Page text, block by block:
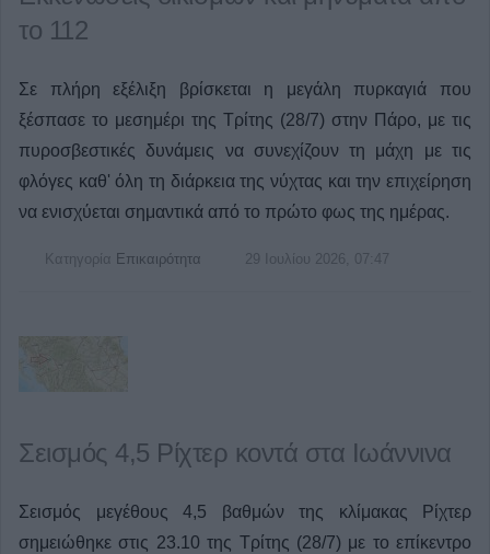
το 112
Σε πλήρη εξέλιξη βρίσκεται η μεγάλη πυρκαγιά που
ξέσπασε το μεσημέρι της Τρίτης (28/7) στην Πάρο, με τις
πυροσβεστικές δυνάμεις να συνεχίζουν τη μάχη με τις
φλόγες καθ' όλη τη διάρκεια της νύχτας και την επιχείρηση
να ενισχύεται σημαντικά από το πρώτο φως της ημέρας.
Κατηγορία Επικαιρότητα 29 Ιουλίου 2026, 07:47
Σεισμός 4,5 Ρίχτερ κοντά στα Ιωάννινα
Σεισμός μεγέθους 4,5 βαθμών της κλίμακας Ρίχτερ
σημειώθηκε στις 23.10 της Τρίτης (28/7) με το επίκεντρο